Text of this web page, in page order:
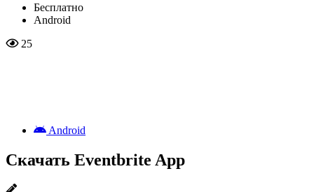
Бесплатно
Android
25
Android
Скачать Eventbrite App